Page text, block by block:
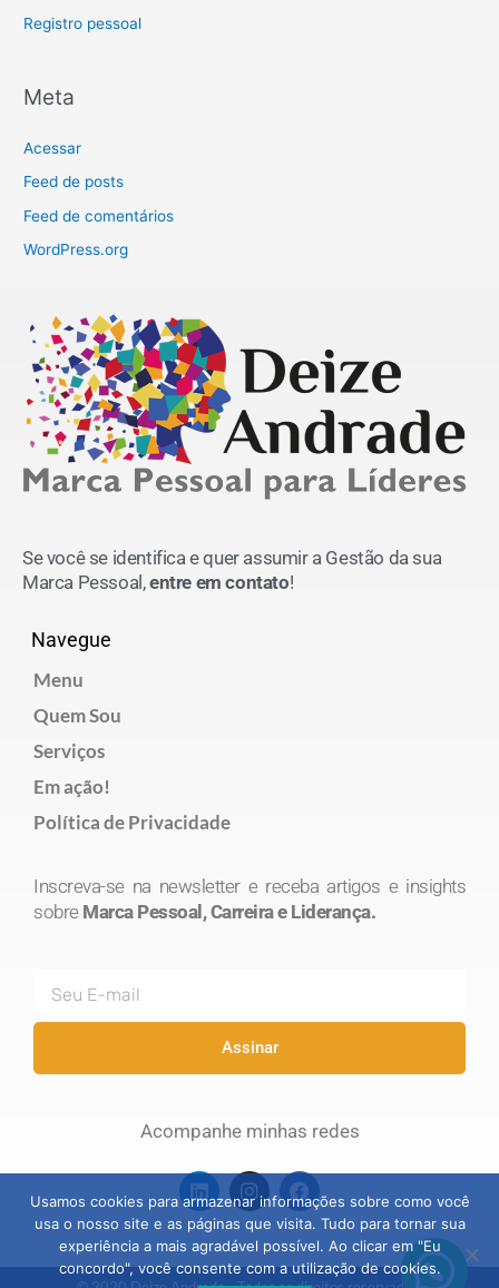
Registro pessoal
Meta
Acessar
Feed de posts
Feed de comentários
WordPress.org
Se você se identifica e quer assumir a Gestão da sua
Marca Pessoal,entre em contato!
Navegue
Menu
Quem Sou
Serviços
Em ação!
Política de Privacidade
Inscreva-se na newsletter e receba artigos e insights
sobre Marca Pessoal, Carreira e Liderança.
mail
Assinar
Acompanhe minhas redes
L
i
n
k
e
d
I
n
s
t
a
g
F
a
c
e
b
o
Usamos cookies para armazenar informações sobre como você
usa o nosso site e as páginas que visita. Tudo para tornar sua
experiência a mais agradável possível. Ao clicar em "Eu
concordo", você consente com a utilização de cookies.